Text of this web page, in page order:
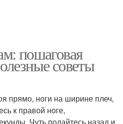
пошаговая
советы
прямо, ноги на ширине плеч,
к правой ноге,